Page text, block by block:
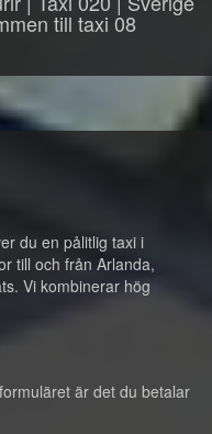
till taxi 08
du en pålitlig taxi i
till och från Arlanda,
Vi kombinerar hög
är det du betalar